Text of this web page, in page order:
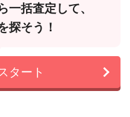
一括査定して、
探そう！
タート